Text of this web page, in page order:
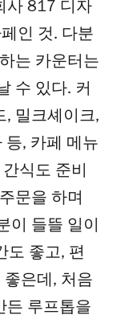
사 817 디자
인 것. 다분
는 카운터는
수 있다. 커
, 밀크셰이크,
등, 카페 메뉴
식도 준비
문을 하며
이 들뜰 일이
도 좋고, 편
은데, 처음
든 루프톱을